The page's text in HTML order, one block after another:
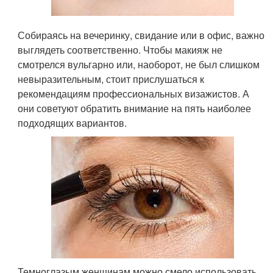
Собираясь на вечеринку, свидание или в офис, важно
выглядеть соответственно. Чтобы макияж не
смотрелся вульгарно или, наоборот, не был слишком
невыразительным, стоит прислушаться к
рекомендациям профессиональных визажистов. А
они советуют обратить внимание на пять наиболее
подходящих вариантов.